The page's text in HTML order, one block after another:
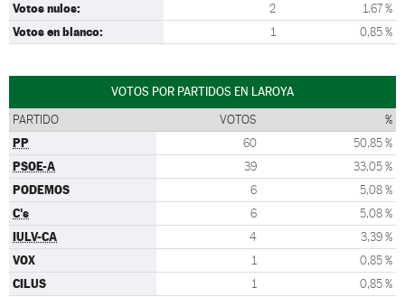
Votos nulos: 2 1,67 %
Votos en blanco: 1 0,85 %
VOTOS POR PARTIDOS EN LAROYA
PARTIDO VOTOS %
PP 60 50,85 %
PSOE-A 39 33,05 %
PODEMOS 6 5,08 %
C's 6 5,08 %
IULV-CA 4 3,39 %
VOX 1 0,85 %
CILUS 1 0,85 %